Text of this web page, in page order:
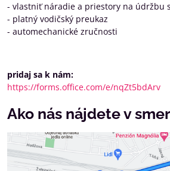
- vlastniť náradie a priestory na údržbu
- platný vodičský preukaz
- automechanické zručnosti
pridaj sa k nám:
https://forms.office.com/e/nqZt5bdArv
Ako nás nájdete v